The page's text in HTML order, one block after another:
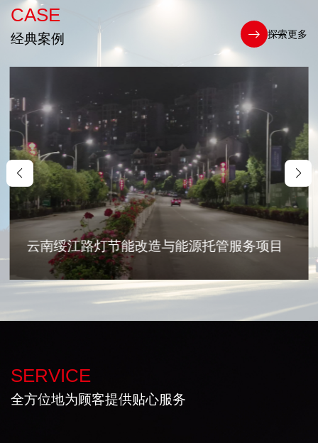
CASE
经典案例 探索更多
云南绥江路灯节能改造与能源托管服务项目
SERVICE
全方位地为顾客提供贴心服务